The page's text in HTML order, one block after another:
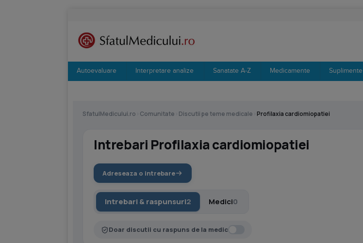
Autoevaluare Interpretare analize Sanatate A-Z Medicamente Suplimente
SfatulMedicului.ro Comunitate Discutii pe teme medicale Profilaxia cardiomiopatiei
Intrebari Profilaxia cardiomiopatiei
Adreseaza o intrebare
Intrebari & raspunsuri2 Medici0
Doar discutii cu raspuns de la medic